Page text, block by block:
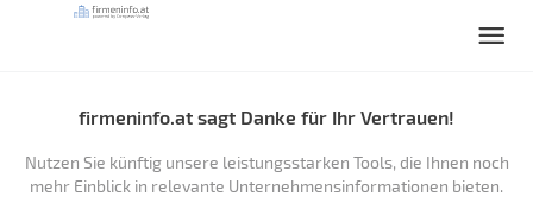
firmeninfo.at sagt Danke für Ihr Vertrauen!
Nutzen Sie künftig unsere leistungsstarken Tools, die Ihnen noch
mehr Einblick in relevante Unternehmensinformationen bieten.